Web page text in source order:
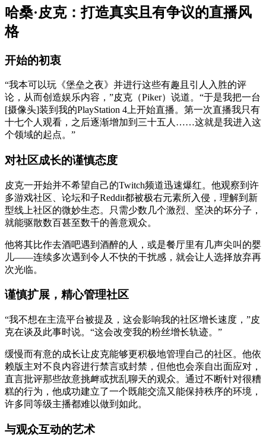
哈桑·皮克：打造真实且有争议的直播风
格
开始的初衷
“我本可以玩《堡垒之夜》并进行这些有趣且引人入胜的评
论，从而创造娱乐内容，”皮克（Piker）说道。“于是我把一台
[摄像头]装到我的PlayStation 4上开始直播。第一次直播我只有
十七个人观看，之后逐渐增加到三十五人……这就是我进入这
个领域的起点。”
对社区成长的谨慎态度
皮克一开始并不希望自己的Twitch频道迅速爆红。他观察到许
多游戏社区、论坛和子Reddit都被极右元素所入侵，理解到新
型线上社区的微妙生态。只需少数几个激烈、坚决的坏分子，
就能驱散数百甚至数千的善意观众。
他将其比作去酒吧遇到酒醉的人，或是餐厅里有几声尖叫的婴
儿——连续多次遇到令人不快的干扰感，就会让人选择放弃再
次光临。
谨慎扩展，精心管理社区
“我不想在主流平台被提及，这会影响我的社区增长速度，”皮
克在谈及此事时说。“这会改变我的粉丝增长轨迹。”
缓慢而有意的成长让皮克能够更积极地管理自己的社区。他依
赖版主对不良内容进行禁言或封禁，但他也会亲自出面应对，
直言批评那些故意挑衅或扰乱聊天的观众。通过不断针对很糟
糕的行为，他成功建立了一个既能交流又能保持秩序的环境，
许多同等级主播都难以做到如此。
与观众互动的艺术